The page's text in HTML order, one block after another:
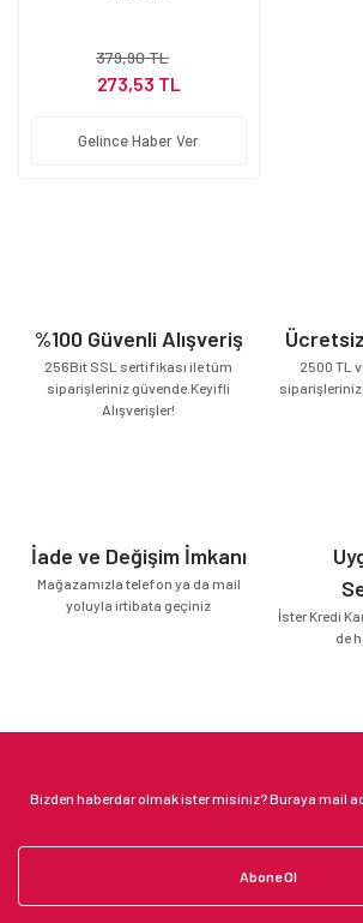
379,90 TL
273,53 TL
Gelince Haber Ver
%100 Güvenli Alışveriş
256Bit SSL sertifikası ile tüm
siparişleriniz güvende.Keyifli
Alışverişler!
2500 TL
İade ve Değişim İmkanı
Mağazamızla telefon ya da mail
yoluyla irtibata geçiniz
İster Kredi
de
Abone Ol